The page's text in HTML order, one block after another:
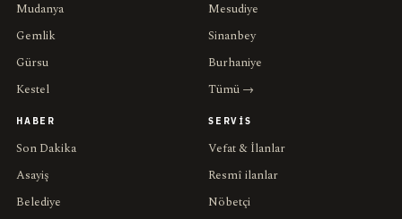
Mudanya
Gemlik
Gürsu
Kestel
Mesudiye
Sinanbey
Burhaniye
Tümü →
HABER
Son Dakika
Asayiş
Belediye
SERVIS
Vefat & İlanlar
Resmî ilanlar
Nöbetçi